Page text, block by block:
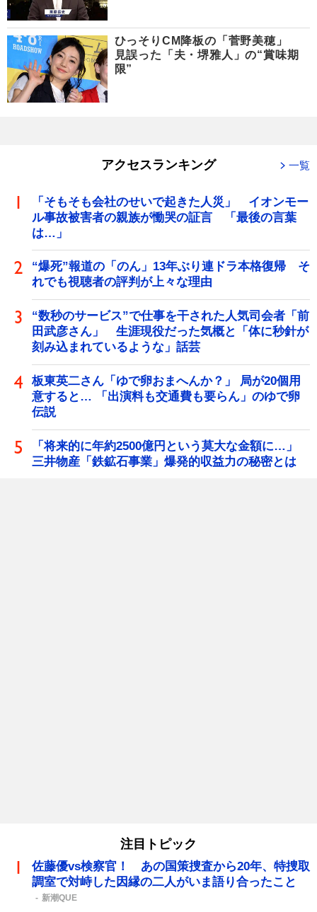
ひっそりCM降板の「菅野美穂」
見誤った「夫・堺雅人」の“賞味期
限”
アクセスランキング 一覧
「そもそも会社のせいで起きた人災」 イオンモー
ル事故被害者の親族が慟哭の証言 「最後の言葉
は…」
“爆死”報道の「のん」13年ぶり連ドラ本格復帰 そ
れでも視聴者の評判が上々な理由
“数秒のサービス”で仕事を干された人気司会者「前
田武彦さん」 生涯現役だった気概と「体に秒針が
刻み込まれているような」話芸
板東英二さん「ゆで卵おまへんか？」 局が20個用
意すると… 「出演料も交通費も要らん」のゆで卵
伝説
「将来的に年約2500億円という莫大な金額に…」
三井物産「鉄鉱石事業」爆発的収益力の秘密とは
注目トピック
佐藤優vs検察官！ あの国策捜査から20年、特捜取
調室で対峙した因縁の二人がいま語り合ったこと
新潮QUE